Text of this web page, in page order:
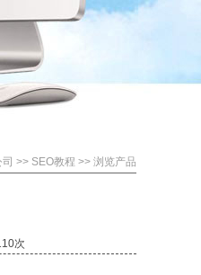
>> SEO教程 >> 浏览产品
次